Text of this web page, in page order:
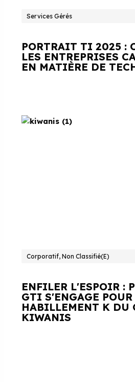
Services Gérés
PORTRAIT TI 2025 :
LES ENTREPRISES
EN MATIÈRE DE
Corporatif, Non Classifié(e)
ENFILER L'ESPOIR :
GTI S'ENGAGE POUR
HABILLEMENT K DU
KIWANIS